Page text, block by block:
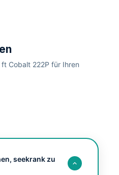
Cobalt 222P für Ihren
seekrank zu